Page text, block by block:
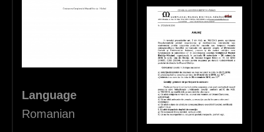
Language
Romanian